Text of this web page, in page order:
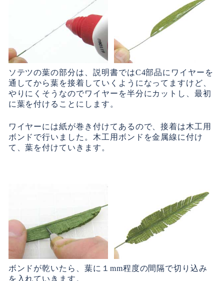
ソテツの葉の部分は、説明書ではC4部品にワイヤーを
通してから葉を接着していくようになってますけど、
やりにくそうなのでワイヤーを半分にカットし、最初
に葉を付けることにします。
ワイヤーには紙が巻き付けてあるので、接着は木工用
ボンドで行いました。木工用ボンドを金属線に付け
て、葉を付けていきます。
ボンドが乾いたら、葉に１mm程度の間隔で切り込み
を入れていきます。